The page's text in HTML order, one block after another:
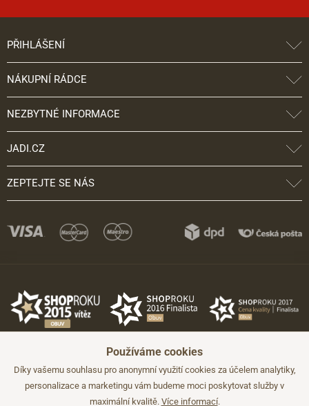
PŘIHLÁŠENÍ
NÁKUPNÍ RÁDCE
NEZBYTNÉ INFORMACE
JADI.CZ
ZEPTEJTE SE NÁS
©2026 JADI.cz. Užití materiálů bez souhlasu není možné.
Používáme cookies
Díky vašemu souhlasu pro anonymní využití cookies za účelem analytiky,
personalizace a marketingu vám budeme moci poskytovat služby v
maximální kvalitě. Více informací.